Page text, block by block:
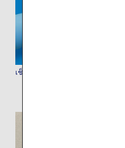
เช็คอินออนไลน์